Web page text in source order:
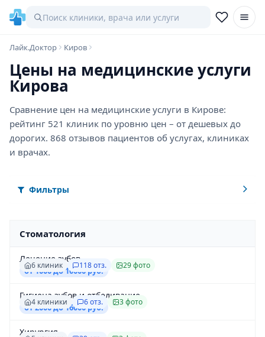
Лайк.Доктор Киров
Цены на медицинские услуги
Кирова
Сравнение цен на медицинские услуги в Кирове:
рейтинг 521 клиник по уровню цен – от дешевых до
дорогих. 868 отзывов пациентов об услугах, клиниках
и врачах.
Фильтры
Стоматология
Лечение зубов
от 1000 до 10000 руб.
6 клиник 118 отз. 29 фото
Гигиена зубов и отбеливание
от 2000 до 16000 руб.
4 клиники 6 отз. 3 фото
Хирургия